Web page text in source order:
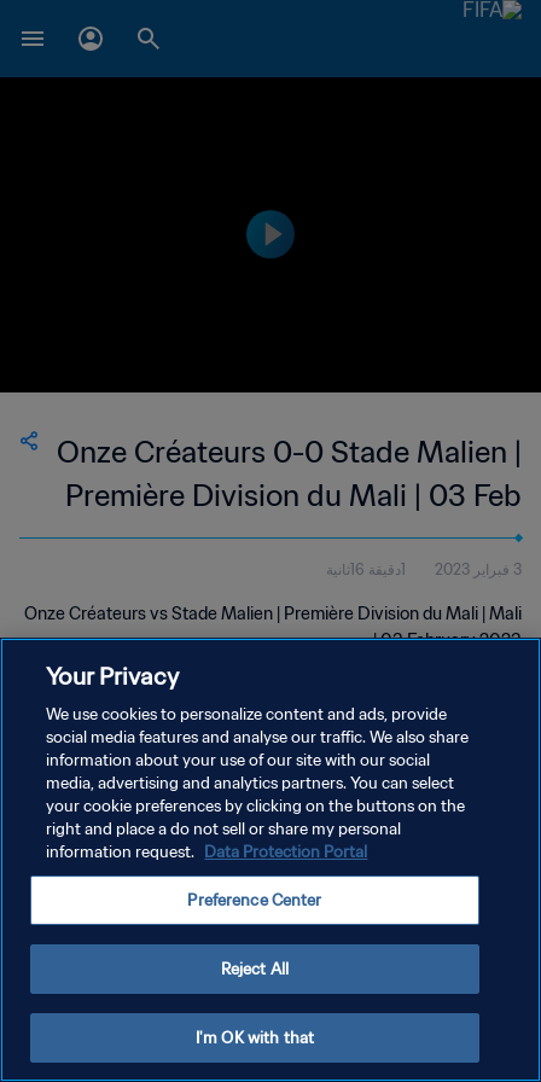
Onze Créateurs 0-0 Stade Malien |
Première Division du Mali | 03 Feb
2023
3 فبراير 2023 1دقيقة 16ثانية
Onze Créateurs vs Stade Malien | Première Division du Mali | Mali
| 03 February 2023
سياسة الخصوصية
إدارة تفضيلات ملفات تعريف الارتباط
Your Privacy
We use cookies to personalize content and ads, provide
social media features and analyse our traffic. We also share
information about your use of our site with our social
media, advertising and analytics partners. You can select
your cookie preferences by clicking on the buttons on the
right and place a do not sell or share my personal
information request. Data Protection Portal
Preference Center
Reject All
I'm OK with that